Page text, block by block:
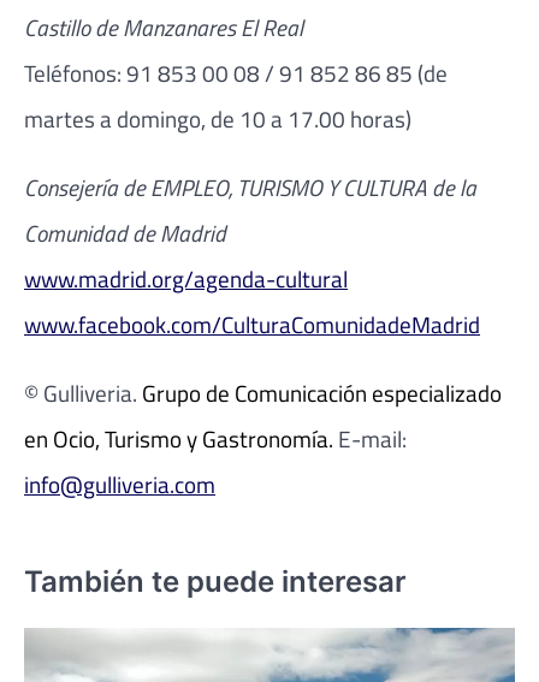
Castillo de Manzanares El Real
Teléfonos: 91 853 00 08 / 91 852 86 85 (de
martes a domingo, de 10 a 17.00 horas)
Consejería de EMPLEO, TURISMO Y CULTURA de la
Comunidad de Madrid
www.madrid.org/agenda-cultural
www.facebook.com/CulturaComunidadeMadrid
© Gulliveria. Grupo de Comunicación especializado
en Ocio, Turismo y Gastronomía. E-mail:
info@gulliveria.com
También te puede interesar